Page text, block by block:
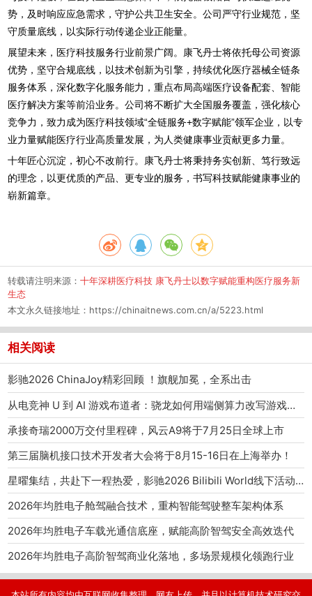
势，及时响应应急需求，守护公共卫生安全。公司严守行业规范，坚
守质量底线，以实际行动传递企业正能量。
展望未来，医疗科技服务行业前景广阔。康飞丹士将依托母公司资源
优势，坚守合规底线，以技术创新为引擎，持续优化医疗器械全链条
服务体系，深化数字化服务能力，重点布局高端医疗设备配套、智能
医疗解决方案等前沿业务。公司将不断扩大全国服务覆盖，强化核心
竞争力，致力成为医疗科技领域“全链服务+数字赋能”领军企业，以专
业力量赋能医疗行业高质量发展，为人类健康事业贡献更多力量。
十年匠心沉淀，初心不改前行。康飞丹士将秉持务实创新、笃行致远
的理念，以更优质的产品、更专业的服务，书写科技赋能健康事业的
崭新篇章。
转载请注明来源： 十年深耕医疗科技 康飞丹士以数字赋能重构医疗服务新
生态
本文永久链接地址： https://chinaitnews.com.cn/a/5223.html
相关阅读
影驰2026 ChinaJoy精彩回顾 ！旗舰加冕，全系出击
从电竞神 U 到 AI 游戏布道者：骁龙如何用端侧算力改写游戏产业范式
承接奇瑞2000万交付里程碑，风云A9将于7月25日全球上市
第三届脑机接口技术开发者大会将于8月15-16日在上海举办！
星曜集结，共赴下一程热爱，影驰2026 Bilibili World线下活动圆满结束
2026年均胜电子舱驾融合技术，重构智能驾驶整车架构体系
2026年均胜电子车载光通信底座，赋能高阶智驾安全高效迭代
2026年均胜电子高阶智驾商业化落地，多场景规模化领跑行业